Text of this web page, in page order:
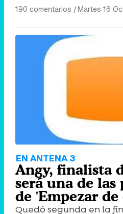
190 comentarios |Martes 16
EN ANTENA 3
Angy, finalista
será una de las
de 'Empezar de
Quedó segunda en la